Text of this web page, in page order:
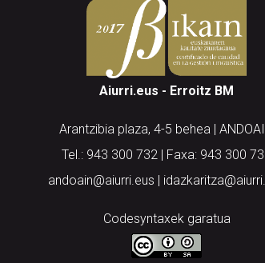
Aiurri.eus - Erroitz BM
Arantzibia plaza, 4-5 behea |
Tel.: 943 300 732 | Faxa: 943 300
andoain@aiurri.eus |
Codesyntaxek garatua